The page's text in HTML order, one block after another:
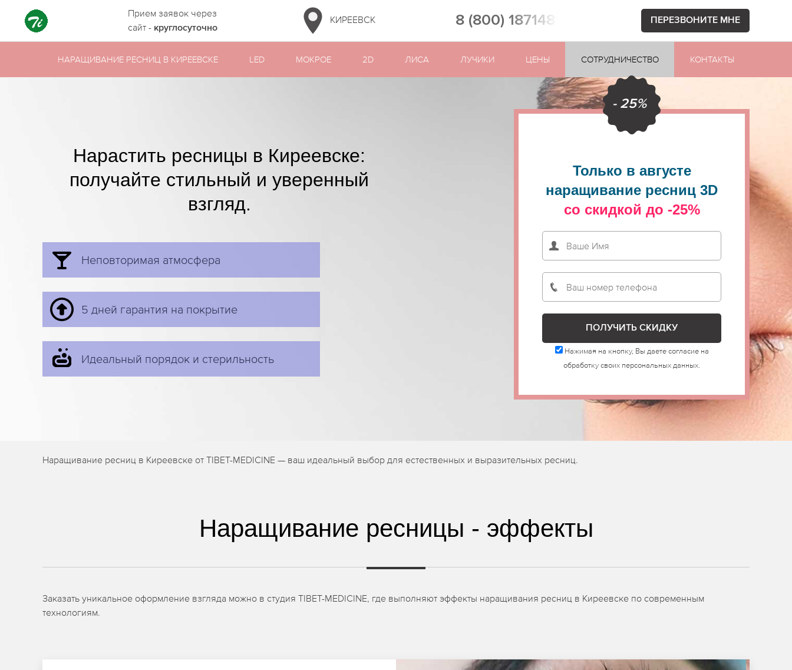
Прием заявок через
сайт - круглосуточно
КИРЕЕВСК 8 (800) 1871481 ПЕРЕЗВОНИТЕ МНЕ
НАРАЩИВАНИЕ РЕСНИЦ В КИРЕЕВСКЕ LED МОКРОЕ 2D ЛИСА ЛУЧИКИ ЦЕНЫ СОТРУДНИЧЕСТВО КОНТАКТЫ
Нарастить ресницы в Киреевске:
получайте стильный и уверенный
взгляд.
Неповторимая атмосфера
5 дней гарантия на покрытие
Идеальный порядок и стерильность
- 25%
Только в августе
наращивание ресниц 3D
со скидкой до -25%
Нажимая на кнопку, Вы даете согласие на
обработку своих персональных данных.
Наращивание ресниц в Киреевске от TIBET-MEDICINE — ваш идеальный выбор для естественных и выразительных ресниц.
Наращивание ресницы - эффекты
Заказать уникальное оформление взгляда можно в студия TIBET-MEDICINE, где выполняют эффекты наращивания ресниц в Киреевске по современным
технологиям.